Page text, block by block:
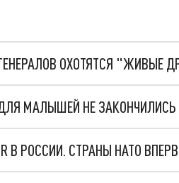
ОХОТЯТСЯ "ЖИВЫЕ
МАЛЫШЕЙ НЕ ЗАКОНЧИЛИСЬ